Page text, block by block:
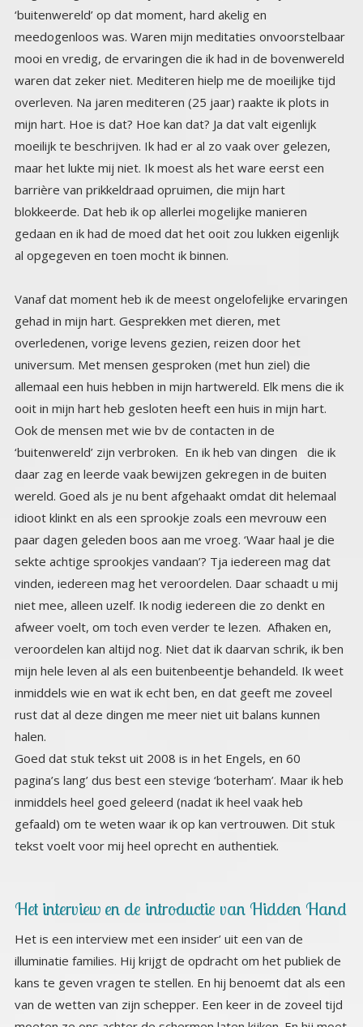
al opgegeven en toen mocht ik binnen.
Vanaf dat moment heb ik de meest ongelofelijke ervaringen
gehad in mijn hart. Gesprekken met dieren, met
overledenen, vorige levens gezien, reizen door het
universum. Met mensen gesproken (met hun ziel) die
allemaal een huis hebben in mijn hartwereld. Elk mens die ik
ooit in mijn hart heb gesloten heeft een huis in mijn hart.
Ook de mensen met wie bv de contacten in de
‘buitenwereld’ zijn verbroken. En ik heb van dingen die ik
daar zag en leerde vaak bewijzen gekregen in de buiten
wereld. Goed als je nu bent afgehaakt omdat dit helemaal
idioot klinkt en als een sprookje zoals een mevrouw een
paar dagen geleden boos aan me vroeg. ‘Waar haal je die
sekte achtige sprookjes vandaan’? Tja iedereen mag dat
vinden, iedereen mag het veroordelen. Daar schaadt u mij
niet mee, alleen uzelf. Ik nodig iedereen die zo denkt en
afweer voelt, om toch even verder te lezen. Afhaken en,
veroordelen kan altijd nog. Niet dat ik daarvan schrik, ik ben
mijn hele leven al als een buitenbeentje behandeld. Ik weet
inmiddels wie en wat ik echt ben, en dat geeft me zoveel
rust dat al deze dingen me meer niet uit balans kunnen
halen.
Goed dat stuk tekst uit 2008 is in het Engels, en 60
pagina’s lang’ dus best een stevige ‘boterham’. Maar ik heb
inmiddels heel goed geleerd (nadat ik heel vaak heb
gefaald) om te weten waar ik op kan vertrouwen. Dit stuk
tekst voelt voor mij heel oprecht en authentiek.
Het interview en de introductie van Hidden Hand
Het is een interview met een insider’ uit een van de
illuminatie families. Hij krijgt de opdracht om het publiek de
kans te geven vragen te stellen. En hij benoemt dat als een
van de wetten van zijn schepper. Een keer in de zoveel tijd
moeten ze ons achter de schermen laten kijken. En hij moet
de vragen die gesteld worden dan ook oprecht
beantwoorden. Hij stelt zichzelf voor als een lid van de
heersende bloedlijn familie, (de bloedlijnen zijn heel
belangrijk, ik heb al dingen gelezen waarin wordt gezegd
dat de ‘oorlog’ die nu gaande is voornamelijk over de